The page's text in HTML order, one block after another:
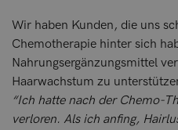
Wir haben Kunden, die uns
Chemotherapie hinter sich
Nahrungsergänzungsmittel
Haarwachstum zu
“Ich hatte nach der Chemo-
verloren. Als ich anfing,